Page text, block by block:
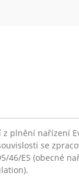
plnění nařízení
se
46/ES (obecné